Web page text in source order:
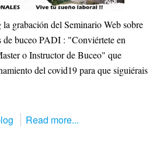
grabación del Seminario Web sobre
de buceo PADI : "Conviértete en
o Instructor de Buceo" que
del covid19 para que siguiérais
Read more...